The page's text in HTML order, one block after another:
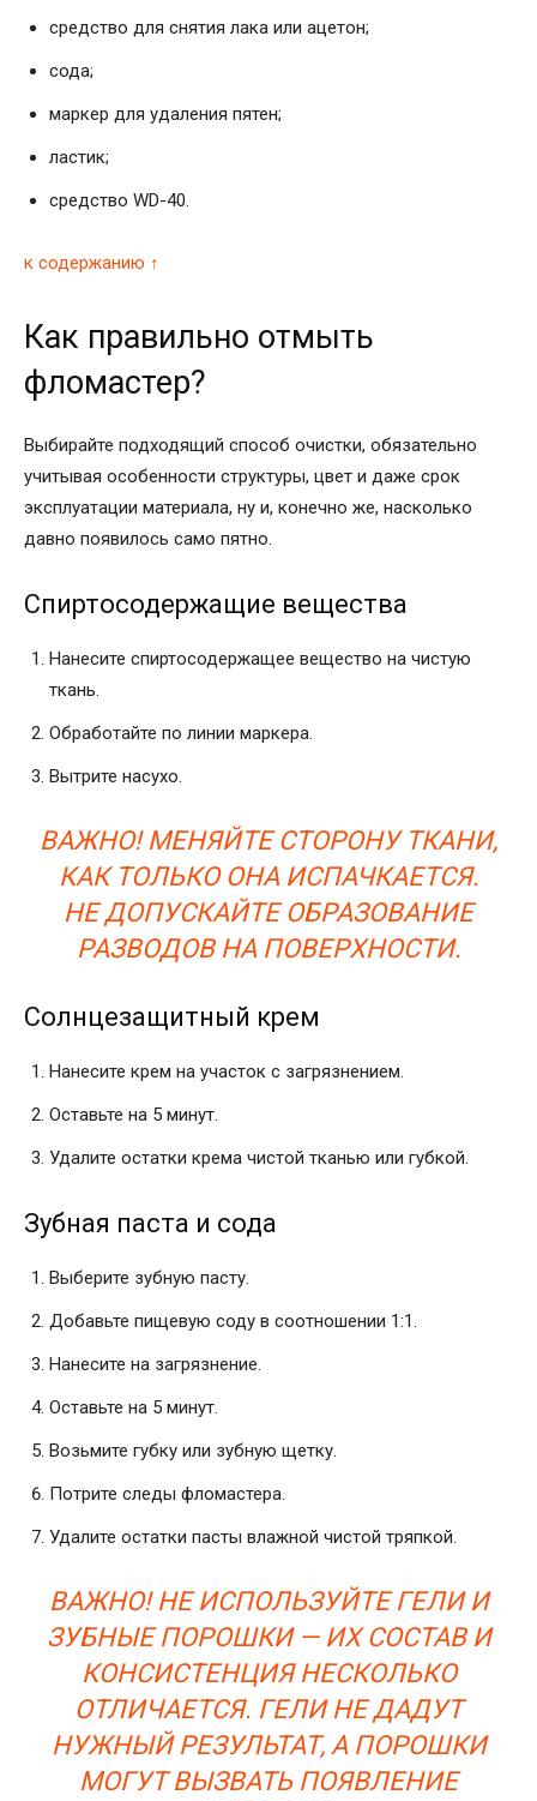
средство для снятия лака или ацетон;
сода;
маркер для удаления пятен;
ластик;
средство WD-40.
к содержанию ↑
Как правильно отмыть
фломастер?
Выбирайте подходящий способ очистки, обязательно
учитывая особенности структуры, цвет и даже срок
эксплуатации материала, ну и, конечно же, насколько
давно появилось само пятно.
Спиртосодержащие вещества
Нанесите спиртосодержащее вещество на чистую
ткань.
Обработайте по линии маркера.
Вытрите насухо.
ВАЖНО! МЕНЯЙТЕ СТОРОНУ ТКАНИ,
КАК ТОЛЬКО ОНА ИСПАЧКАЕТСЯ.
НЕ ДОПУСКАЙТЕ ОБРАЗОВАНИЕ
РАЗВОДОВ НА ПОВЕРХНОСТИ.
Солнцезащитный крем
Нанесите крем на участок с загрязнением.
Оставьте на 5 минут.
Удалите остатки крема чистой тканью или губкой.
Зубная паста и сода
Выберите зубную пасту.
Добавьте пищевую соду в соотношении 1:1.
Нанесите на загрязнение.
Оставьте на 5 минут.
Возьмите губку или зубную щетку.
Потрите следы фломастера.
Удалите остатки пасты влажной чистой тряпкой.
ВАЖНО! НЕ ИСПОЛЬЗУЙТЕ ГЕЛИ И
ЗУБНЫЕ ПОРОШКИ — ИХ СОСТАВ И
КОНСИСТЕНЦИЯ НЕСКОЛЬКО
ОТЛИЧАЕТСЯ. ГЕЛИ НЕ ДАДУТ
НУЖНЫЙ РЕЗУЛЬТАТ, А ПОРОШКИ
МОГУТ ВЫЗВАТЬ ПОЯВЛЕНИЕ